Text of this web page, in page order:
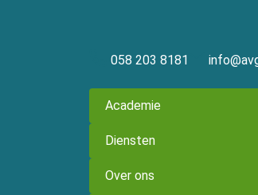
058 203 8181
Academie
Diensten
Over ons